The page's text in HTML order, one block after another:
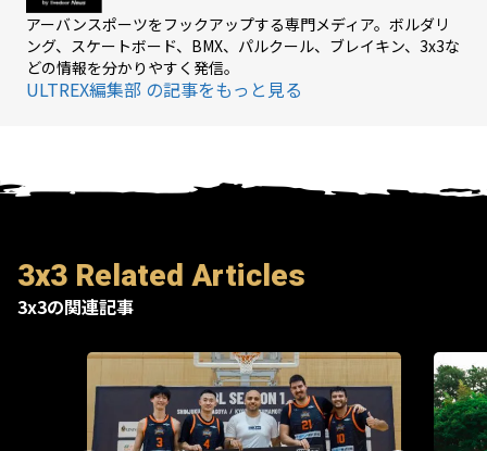
アーバンスポーツをフックアップする専門メディア。ボルダリ
ング、スケートボード、BMX、パルクール、ブレイキン、3x3な
どの情報を分かりやすく発信。
ULTREX編集部 の記事をもっと見る
3x3 Related Articles
3x3の関連記事